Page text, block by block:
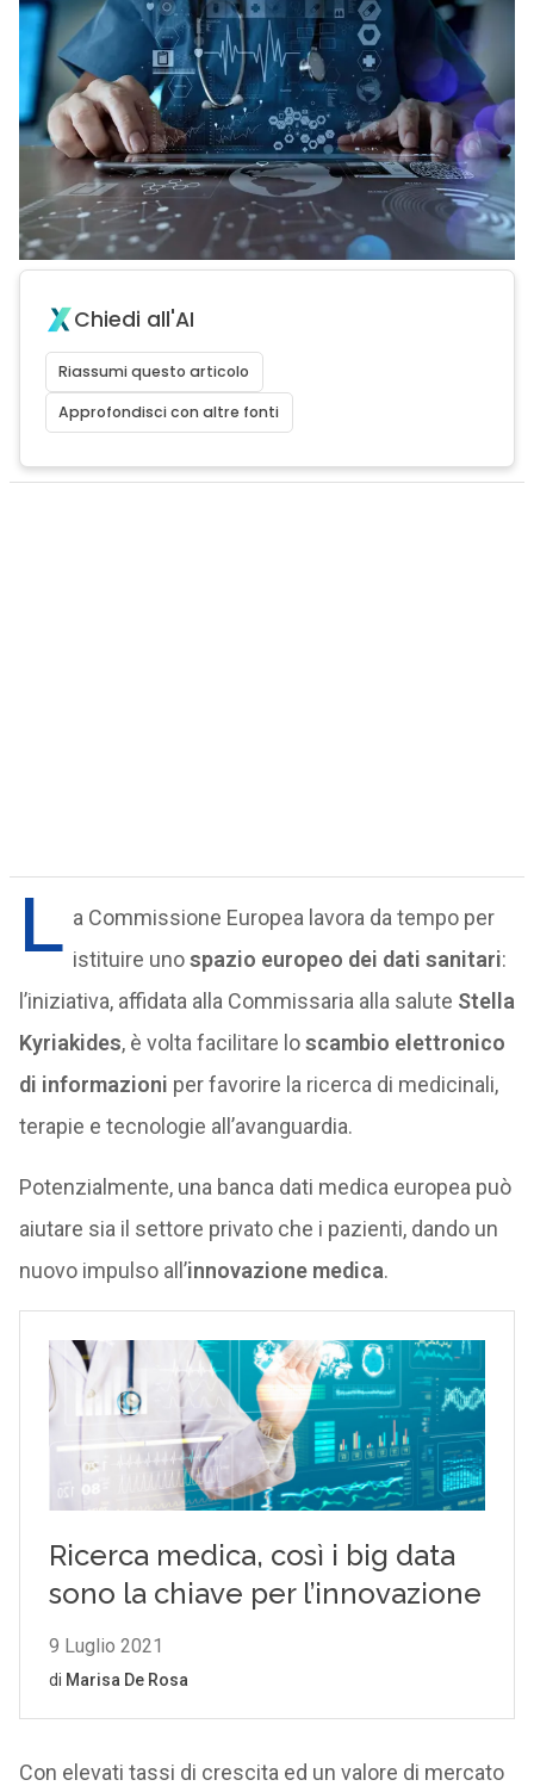
Chiedi all'AI
Riassumi questo articolo
Approfondisci con altre fonti
L a Commissione Europea lavora da tempo per
istituire unospazio europeo dei dati sanitari:
l’iniziativa, affidata alla Commissaria alla salute Stella
Kyriakides, è volta facilitare loscambio elettronico
di informazioni per favorire la ricerca di medicinali,
terapie e tecnologie all’avanguardia.
Potenzialmente, una banca dati medica europea può
aiutare sia il settore privato che i pazienti, dando un
nuovo impulso all’innovazione medica.
Con elevati tassi di crescita ed un valore di mercato